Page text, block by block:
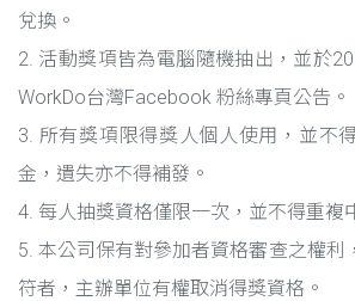
兌換。
2. 活動獎項皆為電腦隨機抽出，並於
WorkDo台灣Facebook 粉絲專頁公告。
3. 所有獎項限得獎人個人使用，並不
金，遺失亦不得補發。
4. 每人抽獎資格僅限一次，並不得重複
5. 本公司保有對參加者資格審查之權利
符者，主辦單位有權取消得獎資格。